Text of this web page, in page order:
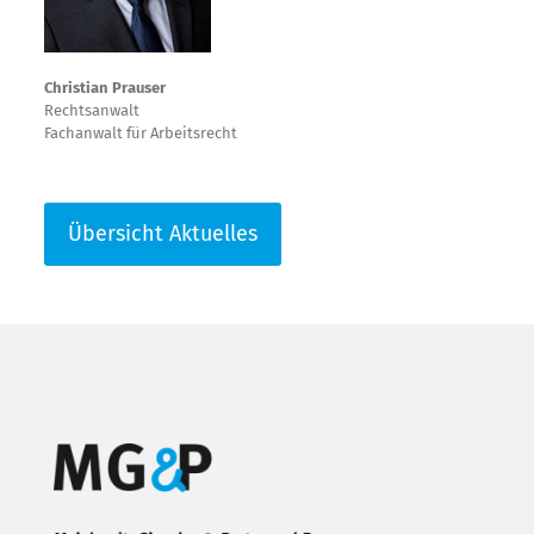
Christian Prauser
Rechtsanwalt
Fachanwalt für Arbeitsrecht
Übersicht Aktuelles